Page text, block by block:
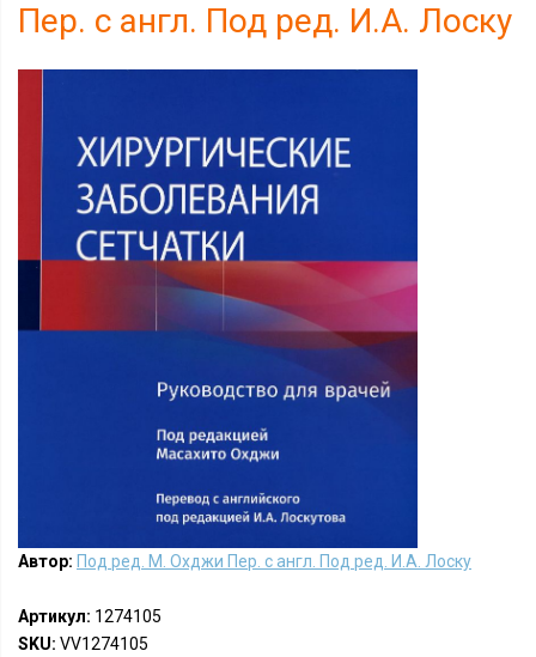
Пер. с англ. Под ред. И.А. Лоску
Автор: Под ред. М. Охджи Пер. с англ. Под ред. И.А. Лоску
Артикул: 1274105
SKU: VV1274105